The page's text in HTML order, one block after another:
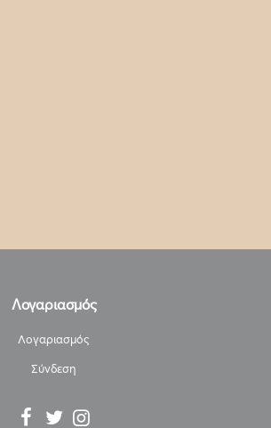
Λογαριασμός
Λογαριασμός
Σύνδεση